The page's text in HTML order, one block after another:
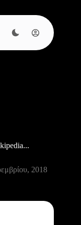
2018